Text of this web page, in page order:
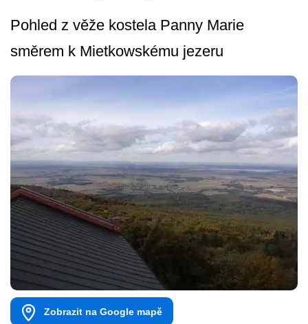
Pohled z věže kostela Panny Marie
směrem k Mietkowskému je­zeru
Zobrazit na Google mapě